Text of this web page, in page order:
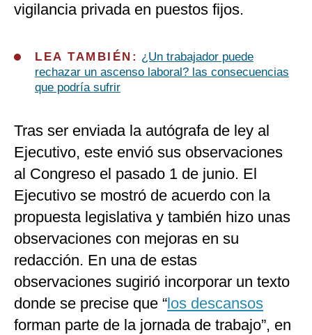
vigilancia privada en puestos fijos.
LEA TAMBIÉN: ¿Un trabajador puede
rechazar un ascenso laboral? las consecuencias
que podría sufrir
Tras ser enviada la autógrafa de ley al
Ejecutivo, este envió sus observaciones
al Congreso el pasado 1 de junio. El
Ejecutivo se mostró de acuerdo con la
propuesta legislativa y también hizo unas
observaciones con mejoras en su
redacción. En una de estas
observaciones sugirió incorporar un texto
donde se precise que “los descansos
forman parte de la jornada de trabajo”, en